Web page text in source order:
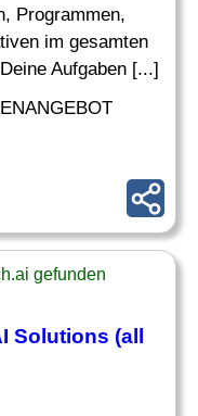
Programmen,
im gesamten
Aufgaben [...]
gefunden
Solutions (all